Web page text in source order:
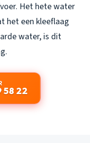
Het hete water
het een kleeflaag
water, is dit
58 22